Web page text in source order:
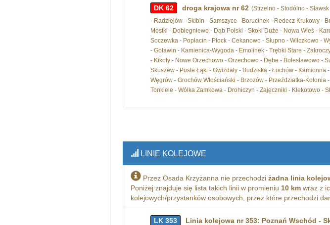
DK 62 droga krajowa nr 62 (Strzelno - Stodólno -
- Radziejów - Skibin - Samszyce - Borucinek - Redecz Krukowy -
Mostki - Dobiegniewo - Dąb Polski - Skoki Duże - Nowa Wieś -
Soczewka - Popłacin - Płock - Cekanowo - Słupno - Wilczkowo -
- Goławin - Kamienica-Wygoda - Emolinek - Trębki Stare -
- Kikoły - Nowe Orzechowo - Orzechowo - Dębe - Bolesławowo
Skuszew - Puste Łąki - Gwizdały - Budziska - Łochów -
Węgrów - Grochów Włościański - Brzozów - Przeździatka-
Tonkiele - Wólka Zamkowa - Drohiczyn - Zajęczniki - Klekotowo -
LINIE KOLEJOWE
Przez Osada Krzyżanna nie przechodzi żadna linia
Poniżej znajduje się lista takich linii w promieniu 10 kmwraz z
kolejowych/przystanków osobowych, przez które przechodzi
LK 353 Linia kolejowa nr 353: Poznań Wschód -